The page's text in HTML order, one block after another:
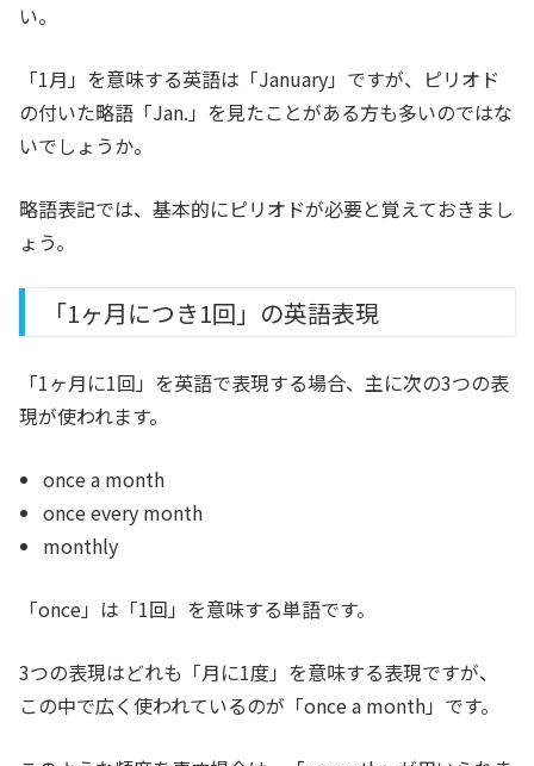
い。
「1月」を意味する英語は「January」ですが、ピリオド
の付いた略語「Jan.」を見たことがある方も多いのではな
いでしょうか。
略語表記では、基本的にピリオドが必要と覚えておきまし
ょう。
「1ヶ月につき1回」の英語表現
「1ヶ月に1回」を英語で表現する場合、主に次の3つの表
現が使われます。
once a month
once every month
monthly
「once」は「1回」を意味する単語です。
3つの表現はどれも「月に1度」を意味する表現ですが、
この中で広く使われているのが「once a month」です。